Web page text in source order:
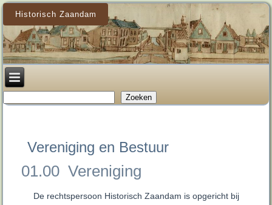
Historisch Zaandam
Zoeken
Vereniging en Bestuur
01.00 Vereniging
De rechtspersoon Historisch Zaandam is opgericht bij